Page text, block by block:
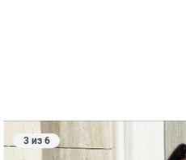
3 из 6